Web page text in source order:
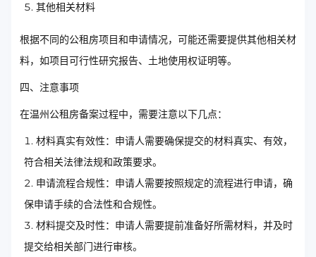
其他相关材料
根据不同的公租房项目和申请情况，可能还需要提供其他相关材
料，如项目可行性研究报告、土地使用权证明等。
四、注意事项
在温州公租房备案过程中，需要注意以下几点：
材料真实有效性：申请人需要确保提交的材料真实、有效，
符合相关法律法规和政策要求。
申请流程合规性：申请人需要按照规定的流程进行申请，确
保申请手续的合法性和合规性。
材料提交及时性：申请人需要提前准备好所需材料，并及时
提交给相关部门进行审核。